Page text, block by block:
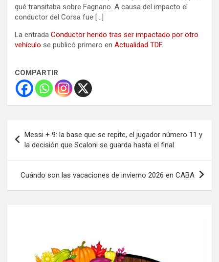
qué transitaba sobre Fagnano. A causa del impacto el
conductor del Corsa fue […]
La entrada Conductor herido tras ser impactado por otro
vehículo se publicó primero en Actualidad TDF.
COMPARTIR
de
entradas
Messi + 9: la base que se repite, el jugador número 11 y
la decisión que Scaloni se guarda hasta el final
Cuándo son las vacaciones de invierno 2026 en CABA